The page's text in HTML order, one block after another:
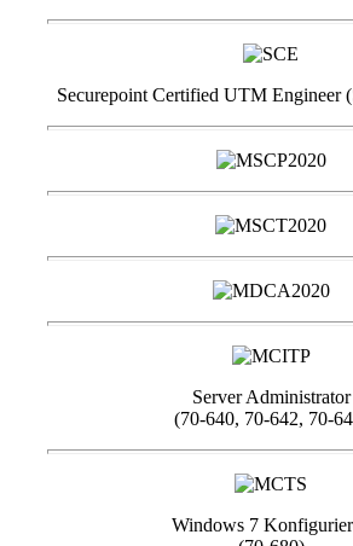
Securepoint Certified UTM Engineer
Server Administrator
(70-640, 70-642, 70-
Windows 7